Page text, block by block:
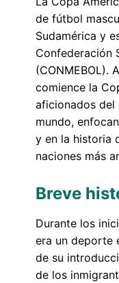
de fútbol
Sudamérica y
Confederación
(CONMEBOL).
comience la
aficionados del
mundo,
y en la historia
naciones más
Breve
Durante los
era un deporte
de su
de los